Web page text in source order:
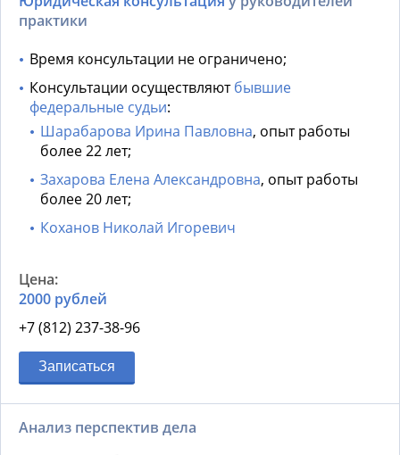
практики
Время консультации не ограничено;
Консультации осуществляютбывшие
федеральные судьи:
Шарабарова Ирина Павловна, опыт работы
более 22 лет;
Захарова Елена Александровна, опыт работы
более 20 лет;
Коханов Николай Игоревич
2000 рублей
+7 (812) 237-38-96
Записаться
Анализ перспектив дела